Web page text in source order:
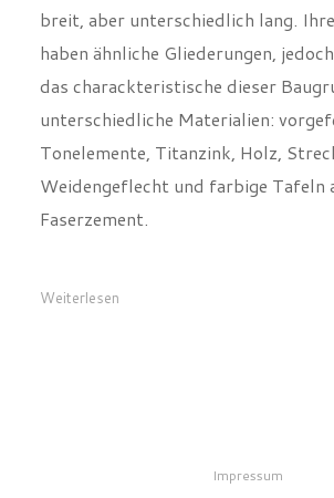
breit, aber unterschiedlich lang.
haben ähnliche Gliederungen,
das charackteristische dieser
unterschiedliche Materialien:
Tonelemente, Titanzink, Holz,
Weidengeflecht und farbige Tafeln
Faserzement.
Weiterlesen
Impressum